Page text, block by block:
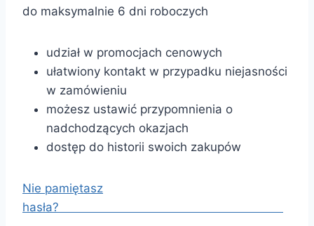
do maksymalnie 6 dni roboczych
udział w promocjach cenowych
ułatwiony kontakt w przypadku niejasności
w zamówieniu
możesz ustawić przypomnienia o
nadchodzących okazjach
dostęp do historii swoich zakupów
Nie pamiętasz
hasła?